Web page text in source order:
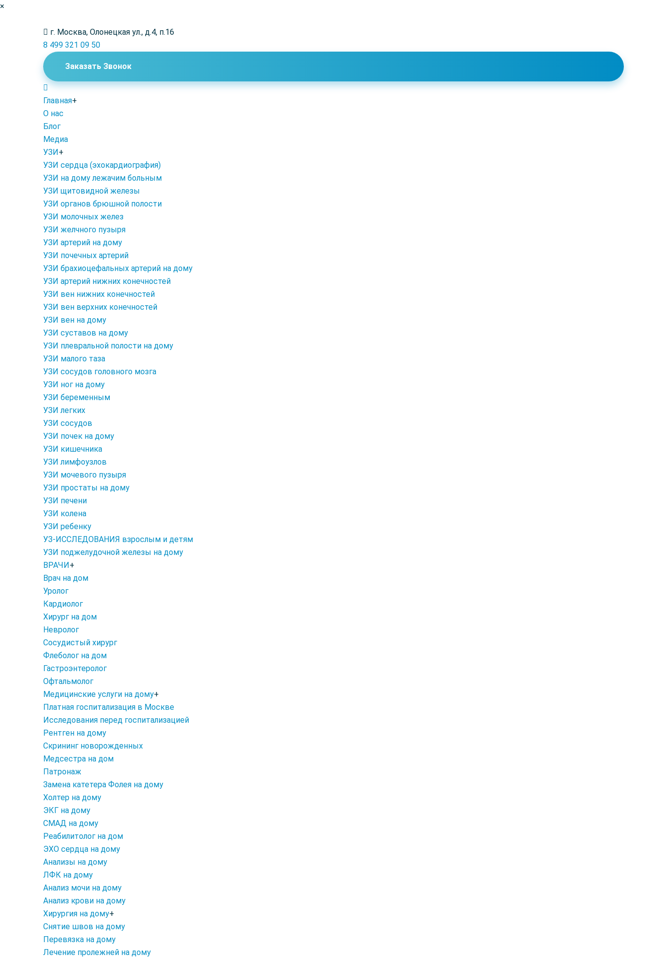
×
г. Москва, Олонецкая ул., д.4, п.16
8 499 321 09 50
Заказать Звонок
Главная+
О нас
Блог
Медиа
УЗИ+
УЗИ сердца (эхокардиография)
УЗИ на дому лежачим больным
УЗИ щитовидной железы
УЗИ органов брюшной полости
УЗИ молочных желез
УЗИ желчного пузыря
УЗИ артерий на дому
УЗИ почечных артерий
УЗИ брахиоцефальных артерий на дому
УЗИ артерий нижних конечностей
УЗИ вен нижних конечностей
УЗИ вен верхних конечностей
УЗИ вен на дому
УЗИ суставов на дому
УЗИ плевральной полости на дому
УЗИ малого таза
УЗИ сосудов головного мозга
УЗИ ног на дому
УЗИ беременным
УЗИ легких
УЗИ сосудов
УЗИ почек на дому
УЗИ кишечника
УЗИ лимфоузлов
УЗИ мочевого пузыря
УЗИ простаты на дому
УЗИ печени
УЗИ колена
УЗИ ребенку
УЗ-ИССЛЕДОВАНИЯ взрослым и детям
УЗИ поджелудочной железы на дому
ВРАЧИ+
Врач на дом
Уролог
Кардиолог
Хирург на дом
Невролог
Сосудистый хирург
Флеболог на дом
Гастроэнтеролог
Офтальмолог
Медицинские услуги на дому+
Платная госпитализация в Москве
Исследования перед госпитализацией
Рентген на дому
Скрининг новорожденных
Медсестра на дом
Патронаж
Замена катетера Фолея на дому
Холтер на дому
ЭКГ на дому
СМАД на дому
Реабилитолог на дом
ЭХО сердца на дому
Анализы на дому
ЛФК на дому
Анализ мочи на дому
Анализ крови на дому
Хирургия на дому+
Снятие швов на дому
Перевязка на дому
Лечение пролежней на дому